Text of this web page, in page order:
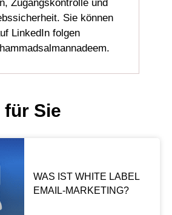
Zugangskontrolle und
Sie können
LinkedIn folgen
für Sie
WAS IST WHITE LABEL
EMAIL-MARKETING?